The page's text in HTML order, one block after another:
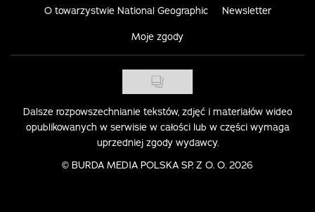
O towarzystwie National Geographic Newsletter
Moje zgody
Dalsze rozpowszechnianie tekstów, zdjęć i materiałów wideo
opublikowanych w serwisie w całości lub w części wymaga
uprzedniej zgody wydawcy.
© BURDA MEDIA POLSKA SP. Z O. O. 2026